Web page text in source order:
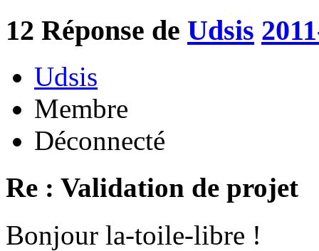
12 Réponse de Udsis
Udsis
Membre
Déconnecté
Re : Validation de projet
Bonjour la-toile-libre !